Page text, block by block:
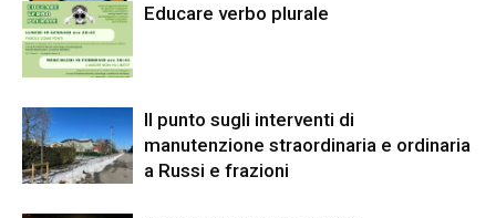
Educare verbo plurale
Il punto sugli interventi di
manutenzione straordinaria e ordinaria
a Russi e frazioni